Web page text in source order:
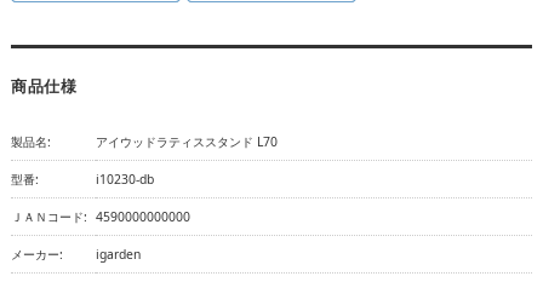
商品仕様
製品名: アイウッドラティススタンド L70
型番: i10230-db
ＪＡＮコード: 4590000000000
メーカー: igarden